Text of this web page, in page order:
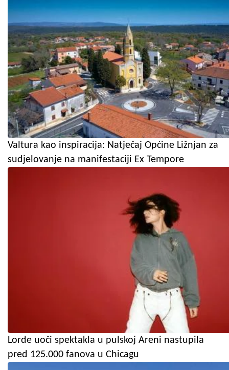
Valtura kao inspiracija: Natječaj Općine Ližnjan za
sudjelovanje na manifestaciji Ex Tempore
Lorde uoči spektakla u pulskoj Areni nastupila
pred 125.000 fanova u Chicagu